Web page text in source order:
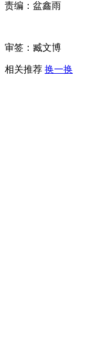
责编：盆鑫雨
审签：臧文博
相关推荐 换一换